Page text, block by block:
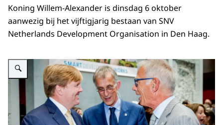
Koning Willem-Alexander is dinsdag 6 oktober
aanwezig bij het vijftigjarig bestaan van SNV
Netherlands Development Organisation in Den Haag.
Vergroot afbeelding Koning bij jubilieum SNV Netherlands Development